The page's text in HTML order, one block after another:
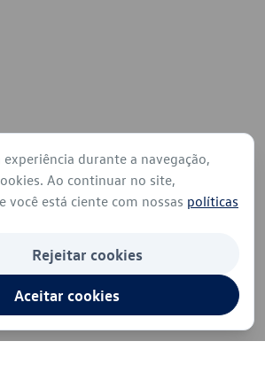
durante a navegação,
Ao continuar no site,
você está ciente com nossas políticas
Rejeitar cookies
Aceitar cookies